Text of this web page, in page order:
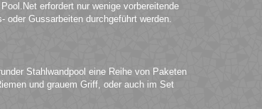
erfordert nur wenige vorbereitende
Gussarbeiten durchgeführt werden.
Stahlwandpool eine Reihe von Paketen
und grauem Griff, oder auch im Set